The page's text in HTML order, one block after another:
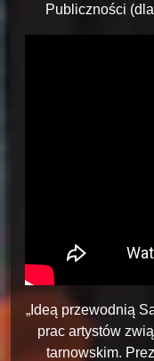
Publiczności
„Ideą przewodnią
prac artystów
tarnowskim.